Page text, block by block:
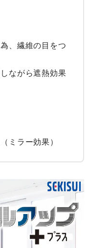
、繊維の目をつ
ながら遮熱効果
ミラー効果）